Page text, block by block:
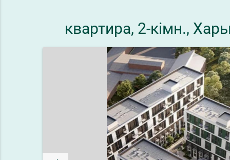
квартира, 2-кімн.,